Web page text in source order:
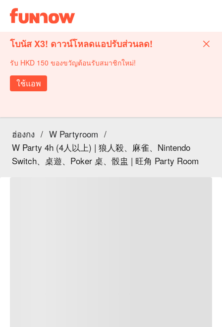
โบนัส X3! ดาวน์โหลดแอปรับส่วนลด!
รับ HKD 150 ของขวัญต้อนรับสมาชิกใหม่!
ใช้แอพ
ฮ่องกง / W Partyroom /
W Party 4h (4人以上) | 狼人殺、麻雀、Nintendo
Switch、桌遊、Poker 桌、骰盅 | 旺角 Party Room